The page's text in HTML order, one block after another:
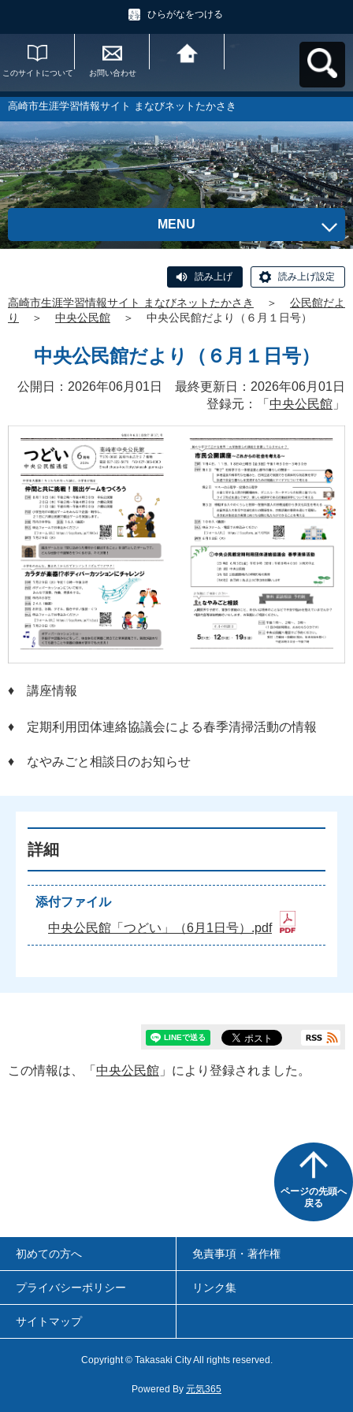
ひらがなをつける
このサイトについて お問い合わせ
たかさきへ戻る
高崎市生涯学習情報サイト まなびネットたかさき
MENU
読み上げ 読み上げ設定
高崎市生涯学習情報サイト まなびネットたかさき ＞
公民館だよ
り
＞ 中央公民館 ＞ 中央公民館だより（６月１日号）
中央公民館だより（６月１日号）
公開日：2026年06月01日 最終更新日：2026年06月01日
登録元：「 中央公民館 」
♦ 講座情報
♦ 定期利用団体連絡協議会による春季清掃活動の情報
♦ なやみごと相談日のお知らせ
詳細
添付ファイル
中央公民館「つどい」（6月1日号）.pdf
この情報は、「 中央公民館 」により登録されました。
ページの先頭へ
戻る
初めての方へ 免責事項・著作権
プライバシーポリシー リンク集
サイトマップ
Copyright© Takasaki City All rights reserved.
Powered By 元気365